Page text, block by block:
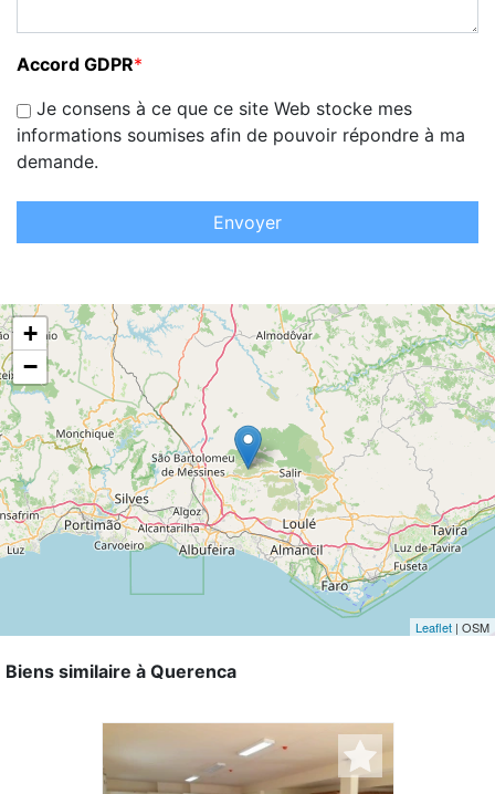
Accord GDPR*
Je consens à ce que ce site Web stocke mes
informations soumises afin de pouvoir répondre à ma
demande.
Envoyer
+
−
Leaflet | OSM
Biens similaire à Querenca